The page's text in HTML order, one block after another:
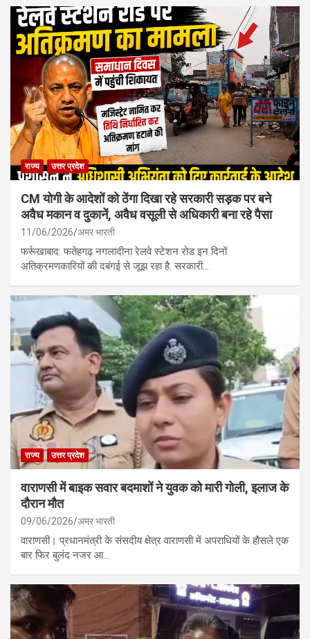
राज्य उत्तर प्रदेश
CM योगी के आदेशों को ठेंगा दिखा रहे सरकारी सड़क पर बने
अवैध मकान व दुकानें, अवैध वसूली से अधिकारी बना रहे पैसा
11/06/2026 अमर भारती
फर्रूखाबाद: फतेहगढ़ नगलादीना रेलवे स्टेशन रोड इन दिनों
अतिक्रमणकारियों की दबंगई से जूझ रहा है. सरकारी…
राज्य उत्तर प्रदेश
वाराणसी में बाइक सवार बदमाशों ने युवक को मारी गोली, इलाज के
दौरान मौत
09/06/2026 अमर भारती
वाराणसी। प्रधानमंत्री के संसदीय क्षेत्र वाराणसी में अपराधियों के हौसले एक
बार फिर बुलंद नजर आ…